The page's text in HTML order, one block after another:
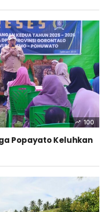
100
Popayato Keluhkan